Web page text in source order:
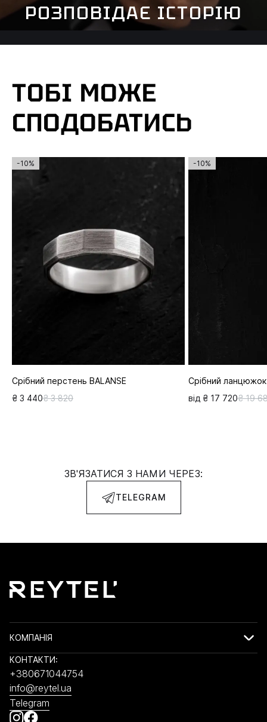
РОЗПОВІДАЄ ІСТОРІЮ
ТОБІ МОЖЕ
СПОДОБАТИСЬ
-10%
Срібний перстень BALANSE
₴ 3 440₴ 3 820
-10%
Срібний ланцюжок
від ₴ 17 720₴ 19
ЗВ'ЯЗАТИСЯ З НАМИ ЧЕРЕЗ:
TELEGRAM
КОМПАНІЯ
КОНТАКТИ:
+380671044754
info@reytel.ua
Telegram